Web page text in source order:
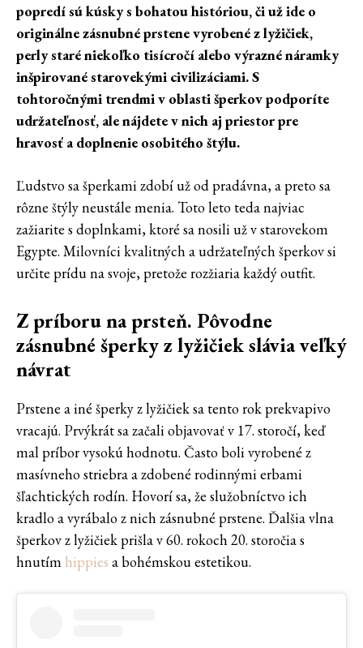
popredí sú kúsky s bohatou históriou, či už ide o
originálne zásnubné prstene vyrobené z lyžičiek,
perly staré niekoľko tisícročí alebo výrazné náramky
inšpirované starovekými civilizáciami. S
tohtoročnými trendmi v oblasti šperkov podporíte
udržateľnosť, ale nájdete v nich aj priestor pre
hravosť a doplnenie osobitého štýlu.
Ľudstvo sa šperkami zdobí už od pradávna, a preto sa
rôzne štýly neustále menia. Toto leto teda najviac
zažiarite s doplnkami, ktoré sa nosili už v starovekom
Egypte. Milovníci kvalitných a udržateľných šperkov si
určite prídu na svoje, pretože rozžiaria každý outfit.
Z príboru na prsteň. Pôvodne
zásnubné šperky z lyžičiek slávia veľký
návrat
Prstene a iné šperky z lyžičiek sa tento rok prekvapivo
vracajú. Prvýkrát sa začali objavovať v 17. storočí, keď
mal príbor vysokú hodnotu. Často boli vyrobené z
masívneho striebra a zdobené rodinnými erbami
šľachtických rodín. Hovorí sa, že služobníctvo ich
kradlo a vyrábalo z nich zásnubné prstene. Ďalšia vlna
šperkov z lyžičiek prišla v 60. rokoch 20. storočia s
hnutím hippies a bohémskou estetikou.